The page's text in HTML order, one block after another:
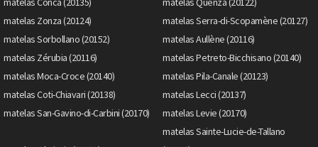
matelas Zonza (20124)
matelas Serra-di-Scopamène (20127)
matelas Sorbollano (20152)
matelas Aullène (20116)
matelas Zérubia (20116)
matelas Petreto-Bicchisano (20140)
matelas Moca-Croce (20140)
matelas Pila-Canale (20123)
matelas Coti-Chiavari (20138)
matelas Lecci (20137)
matelas San-Gavino-di-Carbini (20170)
matelas Levie (20170)
matelas Sainte-Lucie-de-Tallano